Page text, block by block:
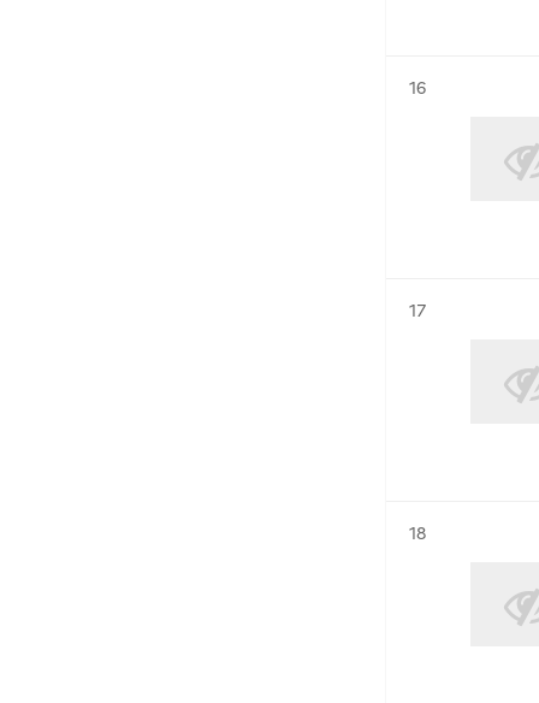
Résultat n°
16
Résultat n°
17
Résultat n°
18